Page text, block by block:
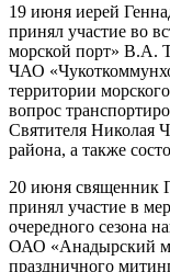
19 июня иерей
принял участие во
морской порт» В.А.
ЧАО
территории
вопрос
Святителя Николая
района, а также
20 июня священник
принял участие в
очередного сезона
ОАО «Анадырский
праздничного